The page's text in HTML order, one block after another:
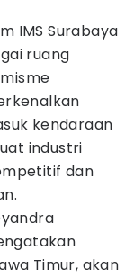
IMS Surabaya
ruang
kendaraan
industri
dan
Timur, akan